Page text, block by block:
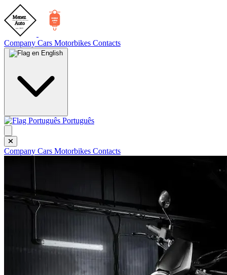
Company Cars Motorbikes Contacts
English
Português
Company Cars Motorbikes Contacts